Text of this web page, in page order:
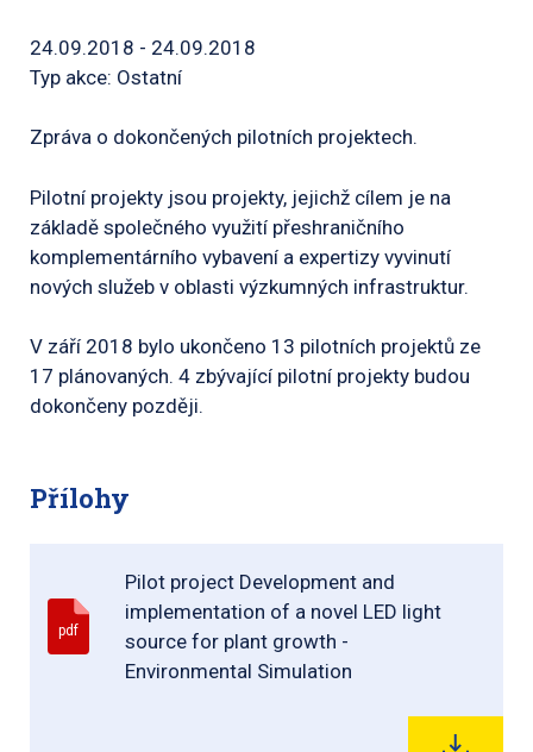
24.09.2018 - 24.09.2018
Typ akce: Ostatní
Zpráva o dokončených pilotních projektech.
Pilotní projekty jsou projekty, jejichž cílem je na
základě společného využití přeshraničního
komplementárního vybavení a expertizy vyvinutí
nových služeb v oblasti výzkumných infrastruktur.
V září 2018 bylo ukončeno 13 pilotních projektů ze
17 plánovaných. 4 zbývající pilotní projekty budou
dokončeny později.
Přílohy
pdf
Pilot project Development and
implementation of a novel LED light
source for plant growth -
Environmental Simulation